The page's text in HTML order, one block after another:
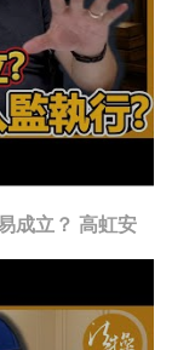
成立？ 高虹安